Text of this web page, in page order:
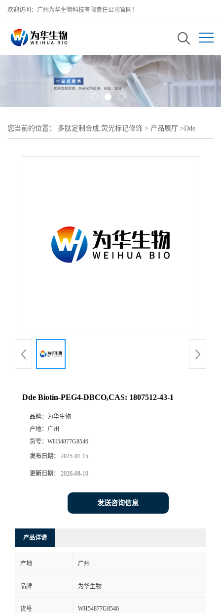
欢迎访问：广州为华生物科技有限责任公司官网！
您当前的位置： 多肽定制合成,荧光标记修饰 > 产品展厅 >Dde
Dde Biotin-PEG4-DBCO,CAS: 1807512-43-1
品牌： 为华生物
产地： 广州
货号： WH54877G8546
发布日期： 2025-01-15
更新日期： 2026-08-10
发送咨询信息
产品详请
产地 广州
品牌 为华生物
货号 WH54877G8546